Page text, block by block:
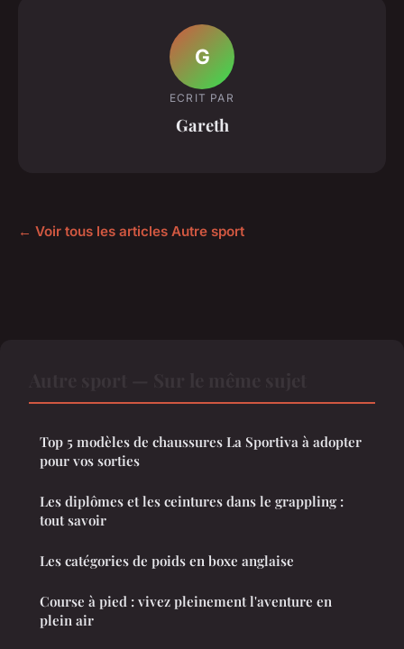
G
ECRIT PAR
Gareth
← Voir tous les articles Autre sport
Top 5 modèles de chaussures La Sportiva à adopter
pour vos sorties
Les diplômes et les ceintures dans le grappling :
tout savoir
Les catégories de poids en boxe anglaise
Course à pied : vivez pleinement l'aventure en
plein air